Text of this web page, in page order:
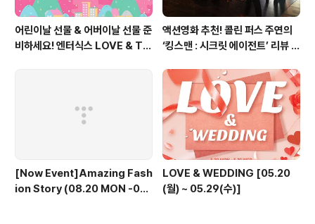
어린이날 선물 & 어버이날 선물 준
비하세요! 엔터식스 LOVE & TH
액션영화 추천! 콜린 퍼스 주연의
‘킹스맨 : 시크릿 에이전트’ 리뷰 &
[Now Event]Amazing Fash
ion Story (08.20 MON -08.
LOVE & WEDDING [05.20
(월) ~ 05.29(수)]